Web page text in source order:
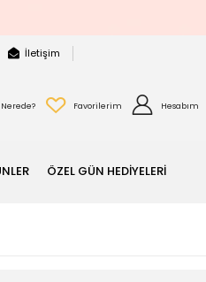
İletişim
Favorilerim Hesabım
ÖZEL GÜN HEDİYELERİ